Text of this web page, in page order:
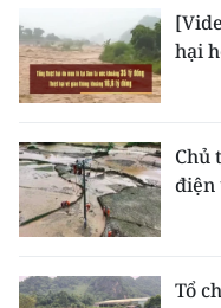
中文
FRANÇAIS
ESPAÑOL
hại
Chủ
điện
Tổ